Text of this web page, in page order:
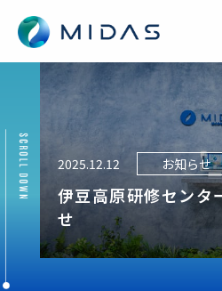
2025.12.12 お知らせ
伊豆高原研修センタ
せ